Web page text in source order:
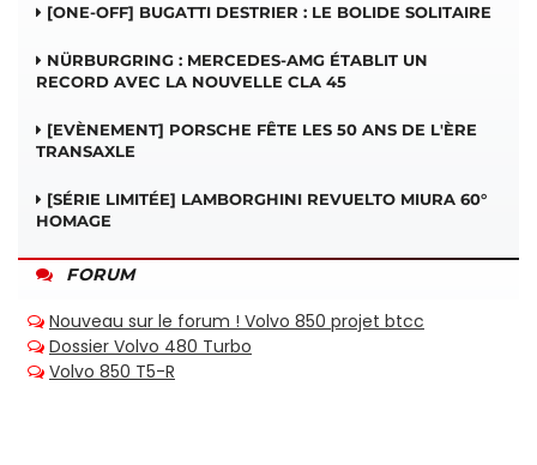
[ONE-OFF] BUGATTI DESTRIER : LE BOLIDE SOLITAIRE
NÜRBURGRING : MERCEDES-AMG ÉTABLIT UN
RECORD AVEC LA NOUVELLE CLA 45
[EVÈNEMENT] PORSCHE FÊTE LES 50 ANS DE L'ÈRE
TRANSAXLE
[SÉRIE LIMITÉE] LAMBORGHINI REVUELTO MIURA 60°
HOMAGE
FORUM